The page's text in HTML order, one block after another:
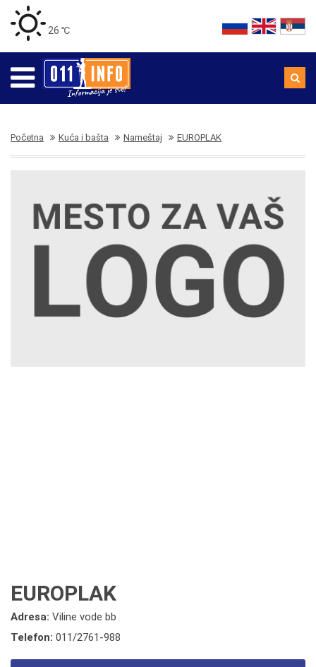
26 ℃
Početna Kuća i bašta Nameštaj EUROPLAK
EUROPLAK
Adresa: Viline vode bb
Telefon: 011/2761-988